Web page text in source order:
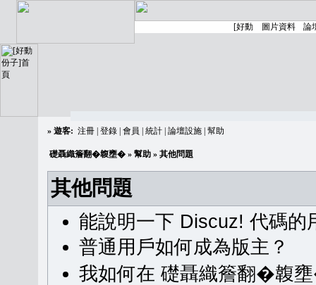
» 遊客: 注冊 登錄 會員 統計 論壇設施 幫助
礎聶織簷翻�䪖壅� » 幫助 » 其他問題
其他問題
能說明一下 Discuz! 代碼的
普通用戶如何成為版主？
我如何在 礎聶織簷翻�䪖